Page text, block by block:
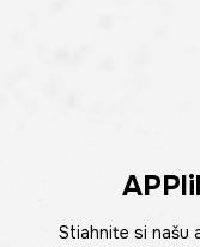
Stiahnite si našu